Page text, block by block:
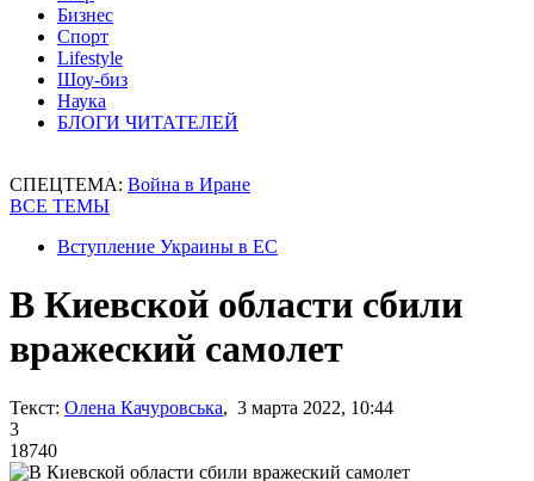
Бизнес
Спорт
Lifestyle
Шоу-биз
Наука
БЛОГИ ЧИТАТЕЛЕЙ
СПЕЦТЕМА: Война в Иране
ВСЕ ТЕМЫ
Вступление Украины в ЕС
В Киевской области сбили
вражеский самолет
Текст: Олена Качуровська, 3 марта 2022, 10:44
3
18740